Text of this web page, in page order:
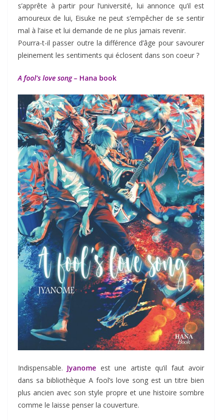
s’apprête à partir pour l’université, lui annonce qu’il est
amoureux de lui, Eisuke ne peut s’empêcher de se sentir
mal à l’aise et lui demande de ne plus jamais revenir.
Pourra-t-il passer outre la différence d’âge pour savourer
pleinement les sentiments qui éclosent dans son coeur ?
A fool’s love song– Hana book
Indispensable. Jyanome est une artiste qu’il faut avoir
dans sa bibliothèque A fool’s love song est un titre bien
plus ancien avec son style propre et une histoire sombre
comme le laisse penser la couverture.